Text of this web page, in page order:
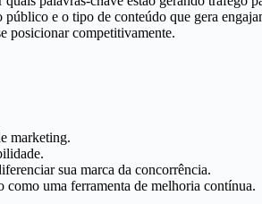
e o tipo de conteúdo que gera
posicionar competitivamente.
marketing.
sua marca da concorrência.
como uma ferramenta de melhoria contínua.